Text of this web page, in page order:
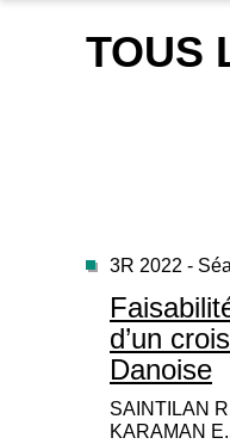
TOUS
3R 2022 -
d’un
Danoise
SAINTILAN
KARAMAN